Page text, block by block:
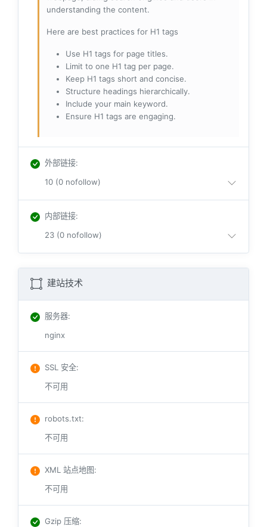
understanding the content.
Here are best practices for H1 tags
Use H1 tags for page titles.
Limit to one H1 tag per page.
Keep H1 tags short and concise.
Structure headings hierarchically.
Include your main keyword.
Ensure H1 tags are engaging.
外部链接:
10 (0 nofollow)
内部链接:
23 (0 nofollow)
建站技术
服务器:
nginx
SSL 安全:
不可用
robots.txt:
不可用
XML 站点地图:
不可用
Gzip 压缩: